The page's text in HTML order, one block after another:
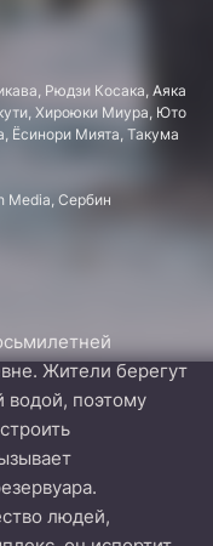
Рюдзи Косака, Аяка
Хироюки Миура, Юто
Ёсинори Мията, Такума
Media, Сербин
Жители берегут
водой, поэтому
людей,